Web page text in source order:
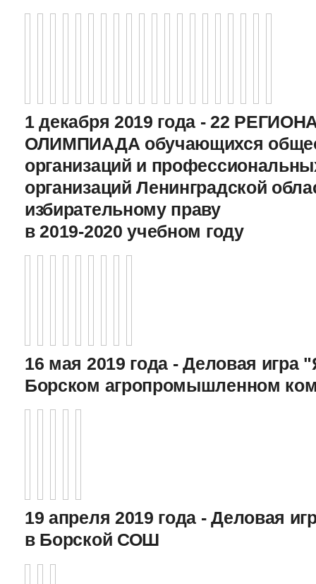
1 декабря 2019 года - 22
ОЛИМПИАДА обучающихся
организаций и
организаций Ленинградской
избирательному праву
в 2019-2020 учебном году
16 мая 2019 года - Деловая игра
Борском агропромышленном
19 апреля 2019 года - Деловая
в Борской СОШ